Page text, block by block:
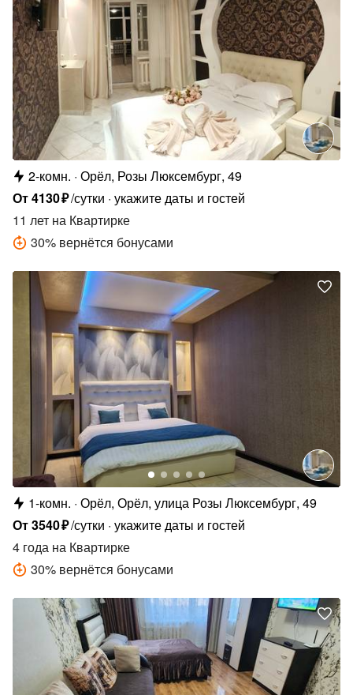
2-комн. Орёл, Розы Люксембург, 49
От4130₽/сутки укажите даты и гостей
11 лет на Квартирке
30% вернётся бонусами
1-комн. Орёл, Орёл, улица Розы Люксембург, 49
От3540₽/сутки укажите даты и гостей
4 года на Квартирке
30% вернётся бонусами